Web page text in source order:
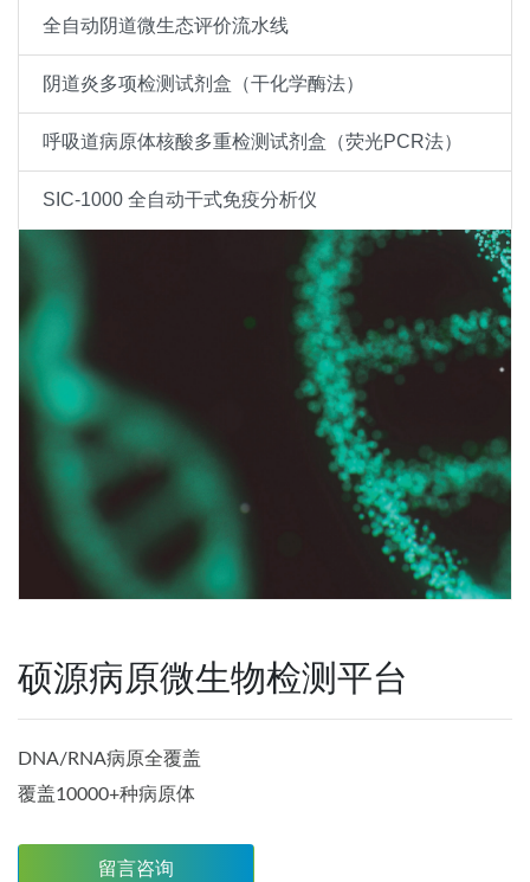
全自动阴道微生态评价流水线
阴道炎多项检测试剂盒（干化学酶法）
呼吸道病原体核酸多重检测试剂盒（荧光PCR法）
SIC-1000 全自动干式免疫分析仪
硕源病原微生物检测平台
DNA/RNA病原全覆盖
覆盖10000+种病原体
留言咨询